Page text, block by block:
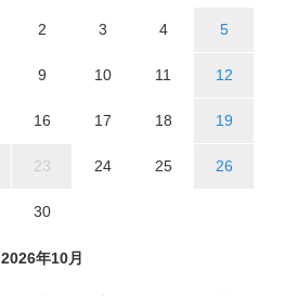
2 3 4 5
9 10 11 12
16 17 18 19
23 24 25 26
30
2026年10月